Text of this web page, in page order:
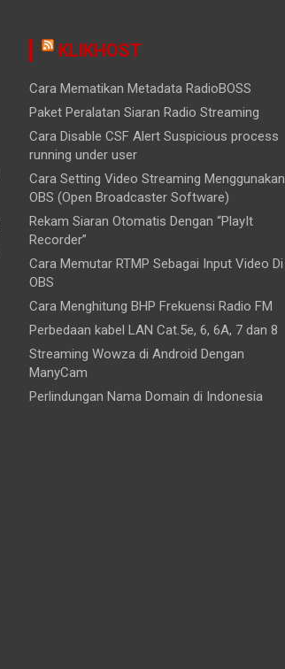
KLIKHOST
Cara Mematikan Metadata RadioBOSS
Paket Peralatan Siaran Radio Streaming
Cara Disable CSF Alert Suspicious process
running under user
Cara Setting Video Streaming Menggunakan
OBS (Open Broadcaster Software)
Rekam Siaran Otomatis Dengan “PlayIt
Recorder”
Cara Memutar RTMP Sebagai Input Video Di
OBS
Cara Menghitung BHP Frekuensi Radio FM
Perbedaan kabel LAN Cat.5e, 6, 6A, 7 dan 8
Streaming Wowza di Android Dengan
ManyCam
Perlindungan Nama Domain di Indonesia